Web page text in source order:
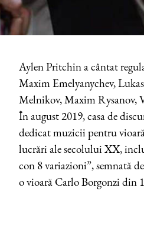
Aylen Pritchin a cântat
Maxim Emelyanychev,
Melnikov, Maxim Rysanov,
În august 2019, casa de
dedicat muzicii pentru
lucrări ale secolului XX,
con 8 variazioni”, semnată
o vioară Carlo Borgonzi din